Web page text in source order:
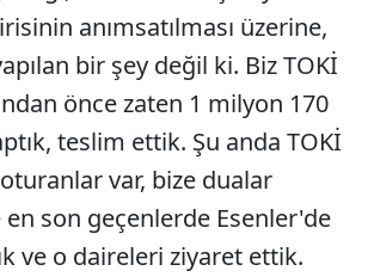
anımsatılması üzerine,
bir şey değil ki. Biz TOKİ
önce zaten 1 milyon 170
teslim ettik. Şu anda TOKİ
var, bize dualar
son geçenlerde Esenler'de
ve o daireleri ziyaret ettik.